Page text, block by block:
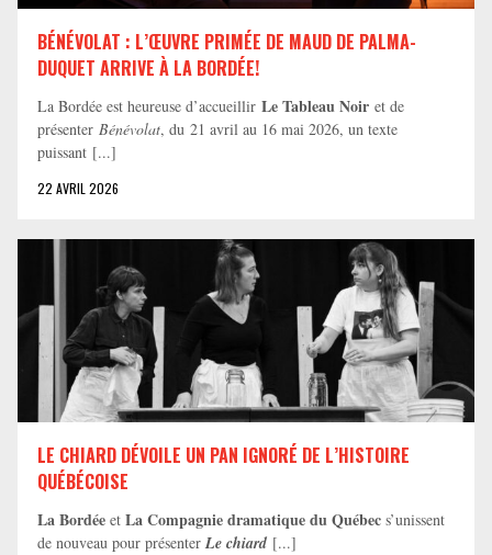
BÉNÉVOLAT : L’ŒUVRE PRIMÉE DE MAUD DE PALMA-
DUQUET ARRIVE À LA BORDÉE!
La Bordée est heureuse d’accueillir Le Tableau Noir et de
présenter Bénévolat, du 21 avril au 16 mai 2026, un texte
puissant [...]
22 AVRIL 2026
LE CHIARD DÉVOILE UN PAN IGNORÉ DE L’HISTOIRE
QUÉBÉCOISE
La Bordée et La Compagnie dramatique du Québec s’unissent
de nouveau pour présenter Le chiard [...]